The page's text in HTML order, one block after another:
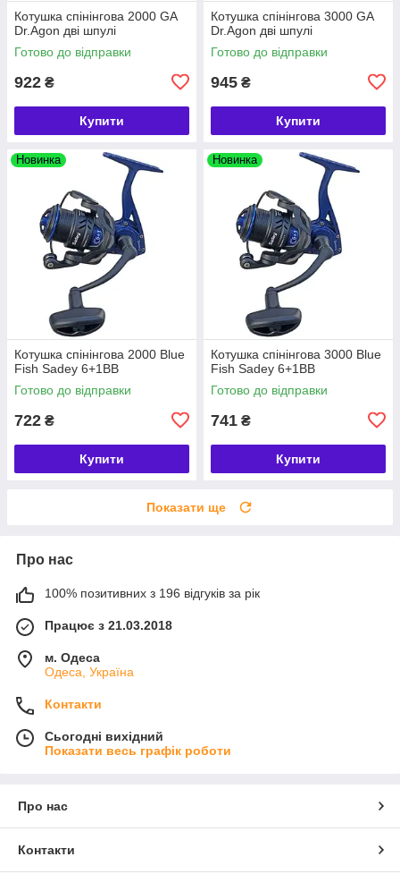
Котушка спінінгова 2000 GA
Dr.Agon дві шпулі
Готово до відправки
922 ₴
Купити
Котушка спінінгова 3000 GA
Dr.Agon дві шпулі
Готово до відправки
945 ₴
Купити
Новинка
Котушка спінінгова 2000 Blue
Fish Sadey 6+1BB
Готово до відправки
722 ₴
Купити
Новинка
Котушка спінінгова 3000 Blue
Fish Sadey 6+1BB
Готово до відправки
741 ₴
Купити
Показати ще
Про нас
100% позитивних з 196 відгуків за рік
Працює з 21.03.2018
м. Одеса
Одеса, Україна
Контакти
Сьогодні вихідний
Показати весь графік роботи
Про нас
Контакти